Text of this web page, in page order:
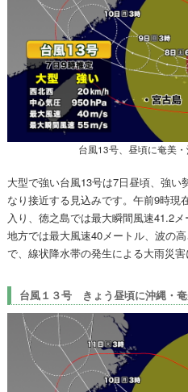
台風13号、昼頃に奄美
大型で強い台風13号は7日昼頃、強
なり接近する見込みです。午前9時現
入り、徳之島では最大瞬間風速41.2
地方では最大風速40メートル、波の
で、線状降水帯の発生による大雨災害
台風１３号 きょう昼頃に沖縄